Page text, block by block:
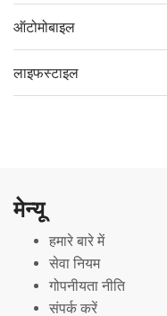
ऑटोमोबाइल
लाइफस्टाइल
मेन्यू
हमारे बारे में
सेवा नियम
गोपनीयता नीति
संपर्क करें